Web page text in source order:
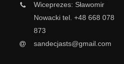
Wiceprezes: Sławomir
Nowacki tel. +48 668 078
873
sandecjasts@gmail.com